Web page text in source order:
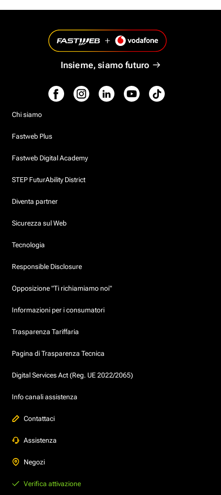
Insieme, siamo futuro
Chi siamo
Fastweb Plus
Fastweb Digital Academy
STEP FuturAbility District
Diventa partner
Sicurezza sul Web
Tecnologia
Responsible Disclosure
Opposizione "Ti richiamiamo noi"
Informazioni per i consumatori
Trasparenza Tariffaria
Pagina di Trasparenza Tecnica
Digital Services Act (Reg. UE 2022/2065)
Info canali assistenza
Contattaci
Assistenza
Negozi
Verifica attivazione